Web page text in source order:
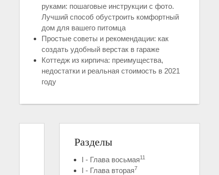
руками: пошаговые инструкции с фото.
Лучший способ обустроить комфортный
дом для вашего питомца
Простые советы и рекомендации: как
создать удобный верстак в гараже
Коттедж из кирпича: преимущества,
недостатки и реальная стоимость в 2021
году
Разделы
I - Глава восьмая11
I - Глава вторая7